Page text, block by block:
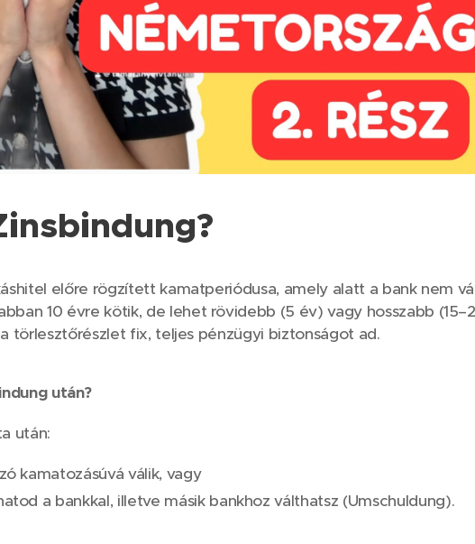
előre rögzített kamatperiódusa, amely alatt a bank nem
10 évre kötik, de lehet rövidebb (5 év) vagy hosszabb
törlesztőrészlet fix, teljes pénzügyi biztonságot ad.
után?
után:
kamatozásúvá válik, vagy
a bankkal, illetve másik bankhoz válthatsz (Umschuldung).